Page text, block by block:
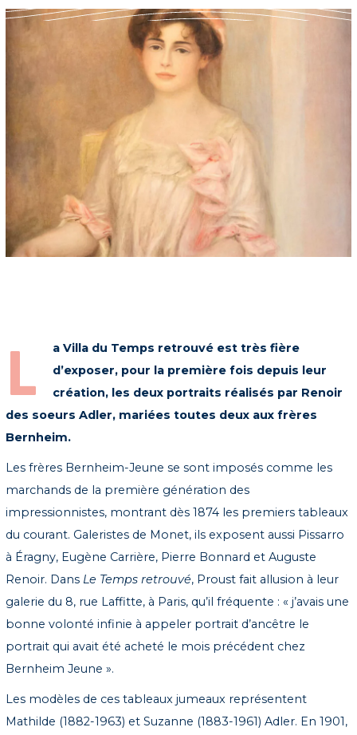
L
a Villa du Temps retrouvé est très fière
d’exposer, pour la première fois depuis leur
création, les deux portraits réalisés par Renoir
des soeurs Adler, mariées toutes deux aux frères
Bernheim.
Les frères Bernheim-Jeune se sont imposés comme les
marchands de la première génération des
impressionnistes, montrant dès 1874 les premiers tableaux
du courant. Galeristes de Monet, ils exposent aussi Pissarro
à Éragny, Eugène Carrière, Pierre Bonnard et Auguste
Renoir. Dans Le Temps retrouvé, Proust fait allusion à leur
galerie du 8, rue Laffitte, à Paris, qu’il fréquente : « j’avais une
bonne volonté infinie à appeler portrait d’ancêtre le
portrait qui avait été acheté le mois précédent chez
Bernheim Jeune ».
Les modèles de ces tableaux jumeaux représentent
Mathilde (1882-1963) et Suzanne (1883-1961) Adler. En 1901,